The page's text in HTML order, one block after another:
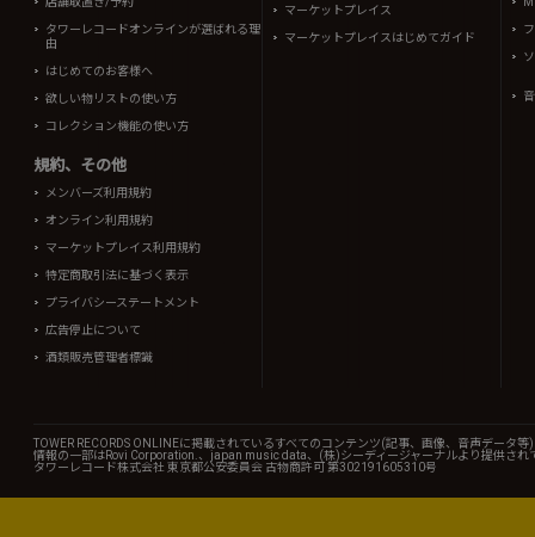
タワーレコードオンラインが選ばれる理
由
はじめてのお客様へ
欲しい物リストの使い方
コレクション機能の使い方
規約、その他
メンバーズ利用規約
オンライン利用規約
マーケットプレイス利用規約
特定商取引法に基づく表示
プライバシーステートメント
広告停止について
酒類販売管理者標識
マーケットプレイス
マーケットプレイスはじめてガイド
TOWER RECORDS ONLINEに掲載されているすべてのコンテンツ(記事、画像、音声データ
情報の一部はRovi Corporation.、japan music data、(株)シーディージャーナルより提供され
タワーレコード株式会社 東京都公安委員会 古物商許可 第302191605310号